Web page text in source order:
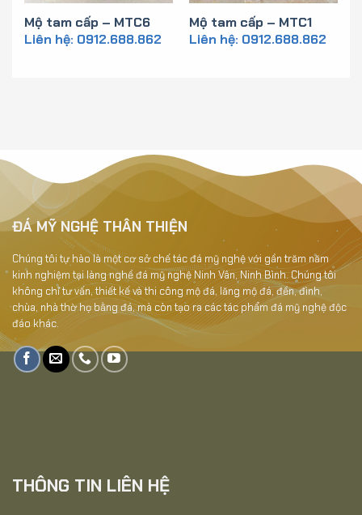
Mộ tam cấp – MTC6
Liên hệ: 0912.688.862
Mộ tam cấp – MTC1
Liên hệ: 0912.688.862
ĐÁ MỸ NGHỆ THÂN THIỆN
Chúng tôi tự hào là một cơ sở chế tác đá mỹ nghệ với gần trăm năm
kinh nghiệm tại làng nghề đá mỹ nghệ Ninh Vân, Ninh Bình. Chúng tôi
không chỉ tư vấn, thiết kế và thi công mộ đá, lăng mộ đá, đền, đình,
chùa, nhà thờ họ bằng đá, mà còn tạo ra các tác phẩm đá mỹ nghệ độc
đáo khác.
THÔNG TIN LIÊN HỆ